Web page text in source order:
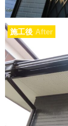
施工後 After